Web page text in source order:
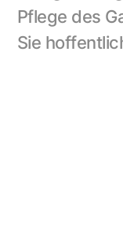
Pflege des
Sie